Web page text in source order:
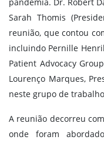
Sarah Thomis
reunião, que contou
incluindo Pernille
Patient Advocacy
Lourenço Marques,
neste grupo de
A reunião decorreu
onde foram